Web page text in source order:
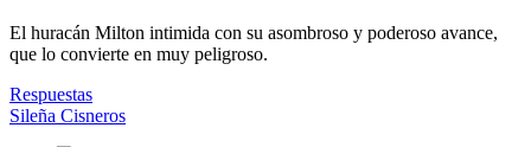
El huracán Milton intimida con su asombroso y poderoso avance,
que lo convierte en muy peligroso.
Respuestas
Sileña Cisneros